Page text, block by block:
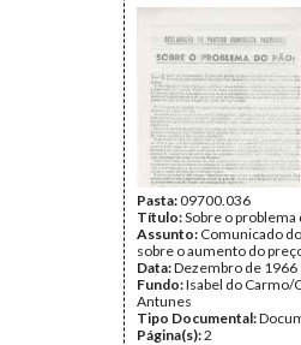
Pasta:09700.036
Título:Sobre o problema
Assunto: Comunicado do
sobre o aumento do
Data:Dezembro de 1966
Fundo:Isabel do Carmo/
Antunes
Tipo Documental:
Página(s):2